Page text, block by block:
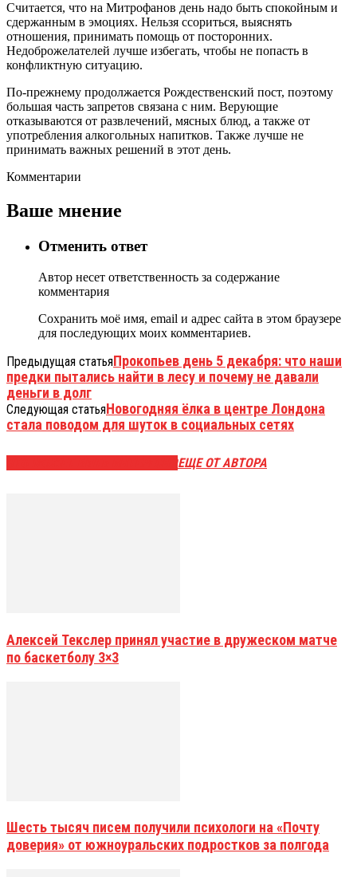
Считается, что на Митрофанов день надо быть спокойным и
сдержанным в эмоциях. Нельзя ссориться, выяснять
отношения, принимать помощь от посторонних.
Недоброжелателей лучше избегать, чтобы не попасть в
конфликтную ситуацию.
По-прежнему продолжается Рождественский пост, поэтому
большая часть запретов связана с ним. Верующие
отказываются от развлечений, мясных блюд, а также от
употребления алкогольных напитков. Также лучше не
принимать важных решений в этот день.
Комментарии
Ваше мнение
Отменить ответ
Автор несет ответственность за содержание
комментария
Сохранить моё имя, email и адрес сайта в этом браузере
для последующих моих комментариев.
Предыдущая статьяПрокопьев день 5 декабря: что наши
предки пытались найти в лесу и почему не давали
деньги в долг
Следующая статьяНовогодняя ёлка в центре Лондона
стала поводом для шуток в социальных сетях
ЕЩЕ ОТ АВТОРА
Алексей Текслер принял участие в дружеском матче
по баскетболу 3×3
Шесть тысяч писем получили психологи на «Почту
доверия» от южноуральских подростков за полгода